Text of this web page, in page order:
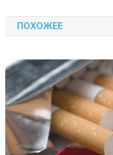
по
записям
ПОХОЖЕЕ